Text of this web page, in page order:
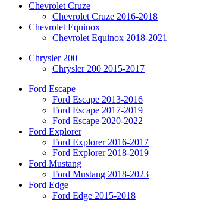
Chevrolet Cruze
Chevrolet Cruze 2016-2018
Chevrolet Equinox
Chevrolet Equinox 2018-2021
Chrysler 200
Chrysler 200 2015-2017
Ford Escape
Ford Escape 2013-2016
Ford Escape 2017-2019
Ford Escape 2020-2022
Ford Explorer
Ford Explorer 2016-2017
Ford Explorer 2018-2019
Ford Mustang
Ford Mustang 2018-2023
Ford Edge
Ford Edge 2015-2018